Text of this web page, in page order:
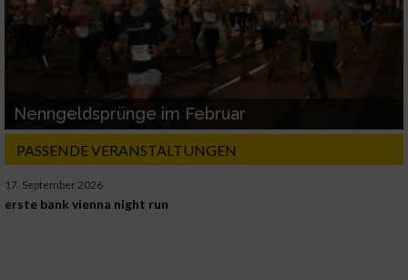
Nenngeldsprünge im Februar
PASSENDE VERANSTALTUNGEN
17. September 2026
erste bank vienna night run